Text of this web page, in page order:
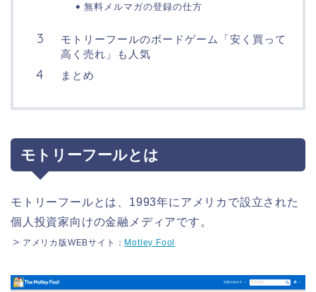
無料メルマガの登録の仕方
モトリーフールのボードゲーム「安く買って
高く売れ」も人気
まとめ
モトリーフールとは
モトリーフールとは、1993年にアメリカで設立された
個人投資家向けの金融メディアです。
＞ アメリカ版WEBサイト： Motley Fool